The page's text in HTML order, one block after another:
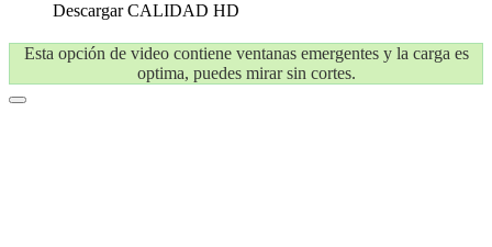
DescargarCALIDAD HD
Esta opción de video contiene ventanas emergentes y la carga es
optima, puedes mirar sin cortes.